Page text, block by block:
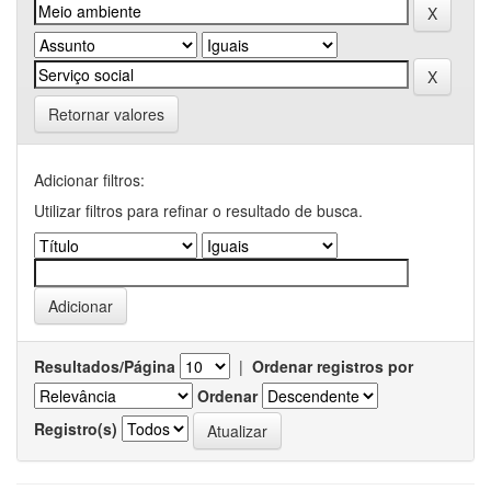
Retornar valores
Adicionar filtros:
Utilizar filtros para refinar o resultado de busca.
Resultados/Página | Ordenar registros por
Ordenar
Registro(s)